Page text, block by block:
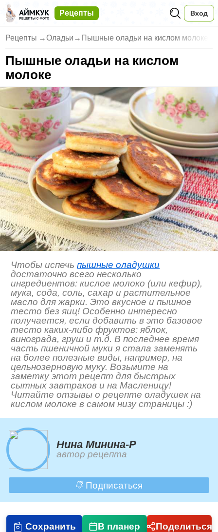
Рецепты Вход
Рецепты →Оладьи → Пышные оладьи на кислом молоке
Пышные оладьи на кислом
молоке
Чтобы испечьпышные оладушки
достаточно всего несколько
ингредиентов: кислое молоко (или кефир),
мука, сода, соль, сахар и растительное
масло для жарки. Это вкусное и пышное
тесто без яиц! Особенно интересно
получается, если добавить в это базовое
тесто каких-либо фруктов: яблок,
винограда, груш и т.д. В последнее время
часть пшеничной муки я стала заменять
на более полезные виды, например, на
цельнозерновую муку. Возьмите на
заметку этот рецепт для быстрых
сытных завтраков и на Масленицу!
Читайте отзывы о рецепте оладушек на
кислом молоке в самом низу страницы :)
Нина Минина-Р
автор рецепта
Подписаться
Сохранить В планер Поделиться